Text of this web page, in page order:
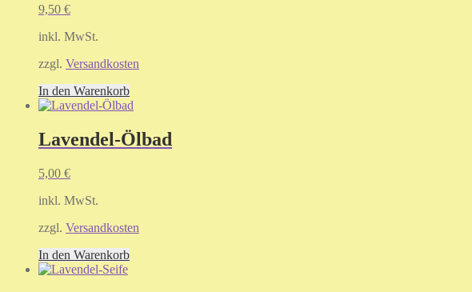
9,50 €
inkl. MwSt.
zzgl. Versandkosten
In den Warenkorb
Lavendel-Ölbad
5,00 €
inkl. MwSt.
zzgl. Versandkosten
In den Warenkorb